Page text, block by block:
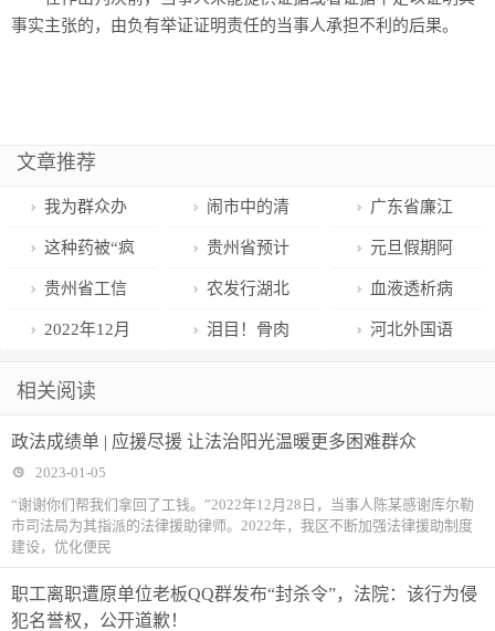
事实主张的，由负有举证证明责任的当事人承担不利的后果。
文章推荐
我为群众办
实事| 为牟拆迁
补偿合作建房
两亲家反目对
闹市中的清
幽 贵阳甲秀楼
迎来游客“打卡
潮”
广东省廉江
市入选《小
康》•2022年度
县域社会治理
这种药被“疯
抢”，价格涨至
千元！专家这
贵州省预计
1月10日后可
陆续出产布洛
元旦假期阿
坝州实现游客
数量旅游收入
贵州省工信
厅：采取多项
取防疫物资
农发行湖北
荆州市分行坚
的二十大精神
血液透析病
人疫情防护宝
2022年12月
发出抗原检测
份
泪目！骨肉
安点赞
河北外国语
点
相关阅读
政法成绩单 | 应援尽援 让法治阳光温暖更多困难群众
2023-01-05
“谢谢你们帮我们拿回了工钱。”2022年12月28日，当事人陈某感谢库尔勒
市司法局为其指派的法律援助律师。2022年，我区不断加强法律援助制度
建设，优化便民
职工离职遭原单位老板QQ群发布“封杀令”，法院：该行为侵
犯名誉权，公开道歉！